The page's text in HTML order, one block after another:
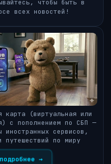
чтобы быть в
всех новостей!
карта (виртуальная или
с пополнением по СБП —
иностранных сервисов,
путешествий по миру
→